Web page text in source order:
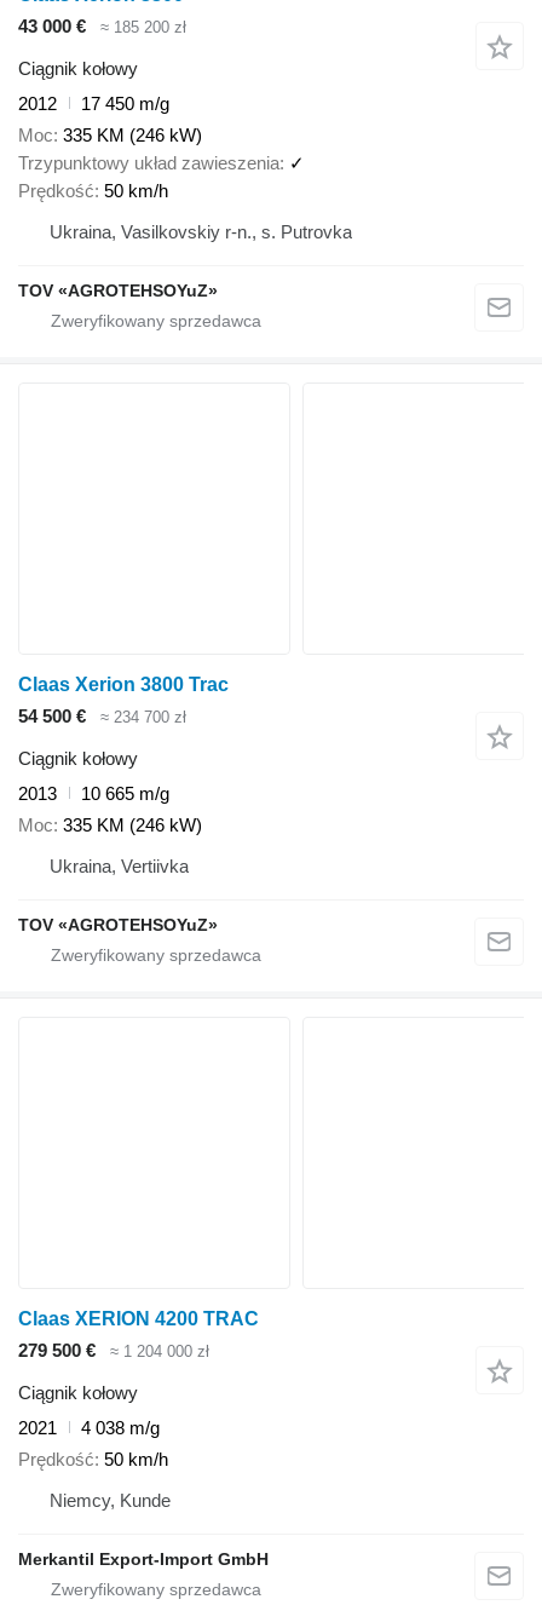
43 000 €
≈ 185 200 zł
Ciągnik kołowy
2012
17 450 m/g
Moc 335 KM (246 kW)
Trzypunktowy układ zawieszenia ✓
Prędkość 50 km/h
Ukraina, Vasilkovskiy r-n., s. Putrovka
TOV «AGROTEHSOYuZ»
Claas Xerion 3800 Trac
54 500 €
≈ 234 700 zł
Ciągnik kołowy
2013
10 665 m/g
Moc 335 KM (246 kW)
Ukraina, Vertiivka
TOV «AGROTEHSOYuZ»
Claas XERION 4200 TRAC
279 500 €
≈ 1 204 000 zł
Ciągnik kołowy
2021
4 038 m/g
Prędkość 50 km/h
Niemcy, Kunde
Merkantil Export-Import GmbH